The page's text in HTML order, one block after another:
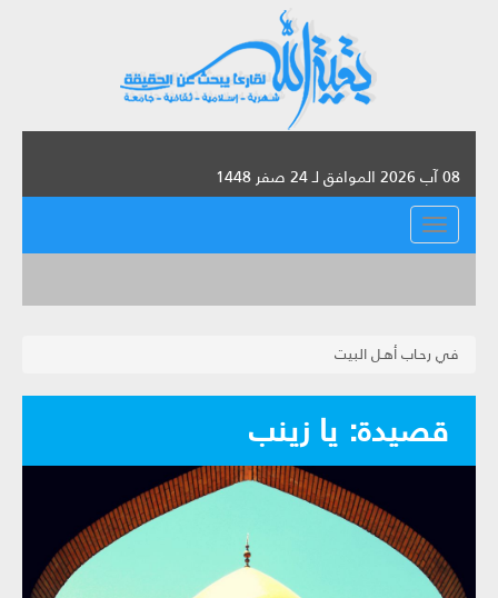
08 آب 2026 الموافق لـ 24 صفر 1448
القائمة
في رحـاب أهـل البيت
قصيدة: يا زينب